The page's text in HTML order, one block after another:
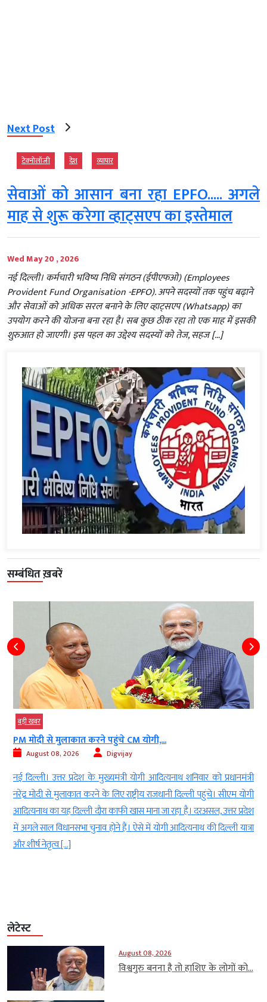
Next Post
टेक्‍नोलॉजी देश व्‍यापार
सेवाओं को आसान बना रहा EPFO..... अगले
माह से शुरू करेगा व्हाट्सएप का इस्तेमाल
Wed May 20 , 2026
नई दिल्ली। कर्मचारी भविष्य निधि संगठन (ईपीएफओ) (Employees
Provident Fund Organisation -EPFO). अपने सदस्यों तक पहुंच बढ़ाने
और सेवाओं को अधिक सरल बनाने के लिए व्हाट्सएप (Whatsapp) का
उपयोग करने की योजना बना रहा है। सब कुछ ठीक रहा तो एक माह में इसकी
शुरुआत हो जाएगी। इस पहल का उद्देश्य सदस्यों को तेज, सहज […]
सम्बंधित ख़बरें
बड़ी खबर
PM मोदी से मुलाकात करने पहुंचे CM योगी,...
August 08, 2026 Digvijay
नई दिल्ली। उत्तर प्रदेश के मुख्यमंत्री योगी आदित्यनाथ शनिवार को प्रधानमंत्री
नरेंद्र मोदी से मुलाकात करने के लिए राष्ट्रीय राजधानी दिल्ली पहुंचे। सीएम योगी
आदित्यनाथ का यह दिल्ली दौरा काफी खास माना जा रहा है। दरअसल, उत्तर प्रदेश
में अगले साल विधानसभा चुनाव होने हैं। ऐसे में योगी आदित्यनाथ की दिल्ली यात्रा
और शीर्ष नेतृत्व […]
लेटेस्ट
August 08, 2026
विश्वगुरु बनना है तो हाशिए के लोगों को...